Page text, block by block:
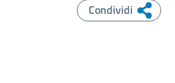
Condividi